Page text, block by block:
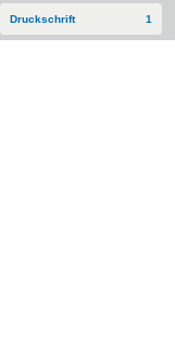
1
Druckschrift